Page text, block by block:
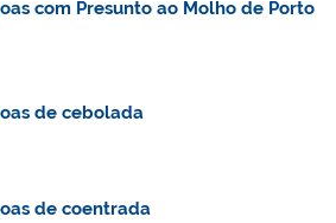
com Presunto ao Molho de Porto
de cebolada
de coentrada